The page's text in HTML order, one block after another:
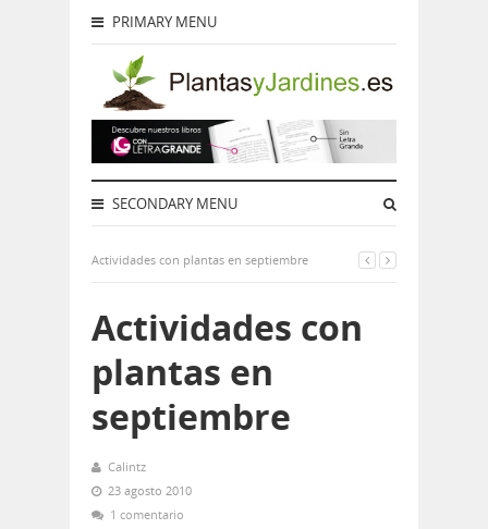
PRIMARY MENU
SECONDARY MENU
Actividades con plantas en septiembre
Actividades con
plantas en
septiembre
Calintz
23 agosto 2010
1 comentario